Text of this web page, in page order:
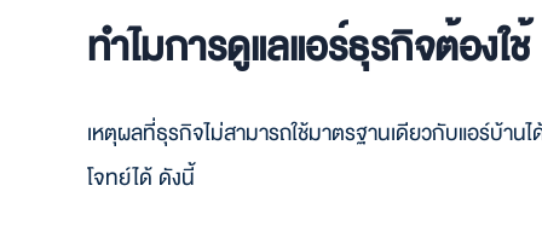
ทำไมการดูแลแอร์ธุรกิจต้องใ
เหตุผลที่ธุรกิจไม่สามารถใช้มาตรฐานเดียวกับแอร์บ้า
โจทย์ได้ ดังนี้